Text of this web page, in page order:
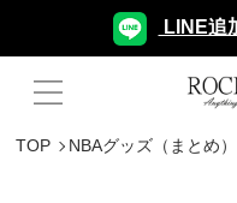
LINE追
TOP NBAグッズ（まとめ）